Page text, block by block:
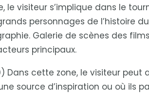
le visiteur s’implique dans le
personnages de l’histoire
Galerie de scènes des
principaux.
Dans cette zone, le visiteur
source d’inspiration ou où ils